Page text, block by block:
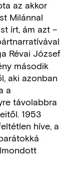
az akkor
Milánnal
írt, ám azt –
Révai József
második
aki azonban
a
távolabbra
1953
híve, a